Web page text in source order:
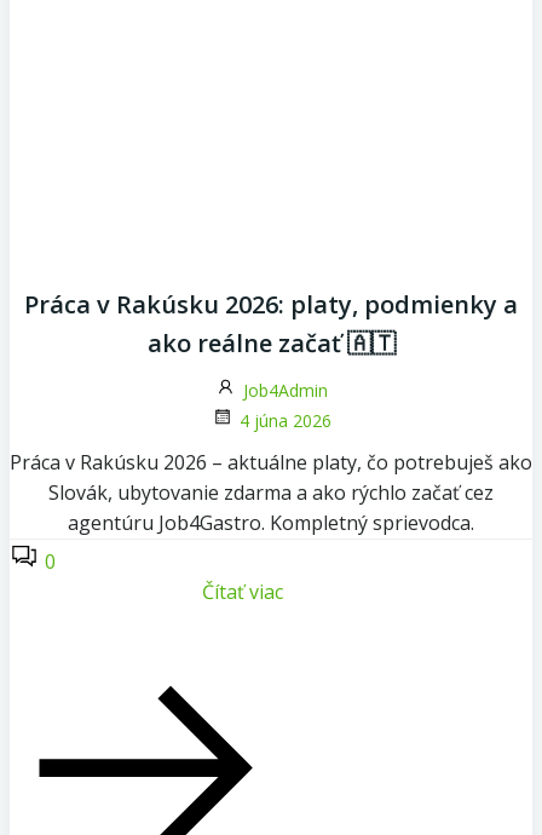
Práca v Rakúsku 2026: platy, podmienky a
ako reálne začať 🇦🇹
Job4Admin
4 júna 2026
Práca v Rakúsku 2026 – aktuálne platy, čo potrebuješ ako
Slovák, ubytovanie zdarma a ako rýchlo začať cez
agentúru Job4Gastro. Kompletný sprievodca.
0
Čítať viac